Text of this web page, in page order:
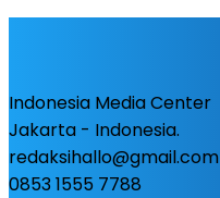
Indonesia Media Center
Jakarta - Indonesia.
redaksihallo@gmail.com
0853 1555 7788